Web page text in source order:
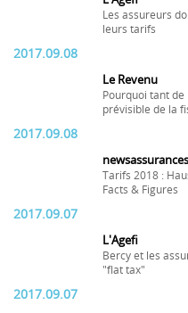
Les assureurs
leurs tarifs
2017.09.08
Le Revenu
Pourquoi tant de
prévisible de la
2017.09.08
Tarifs 2018 :
Facts & Figures
2017.09.07
L'Agefi
Bercy et les
"flat tax"
2017.09.07